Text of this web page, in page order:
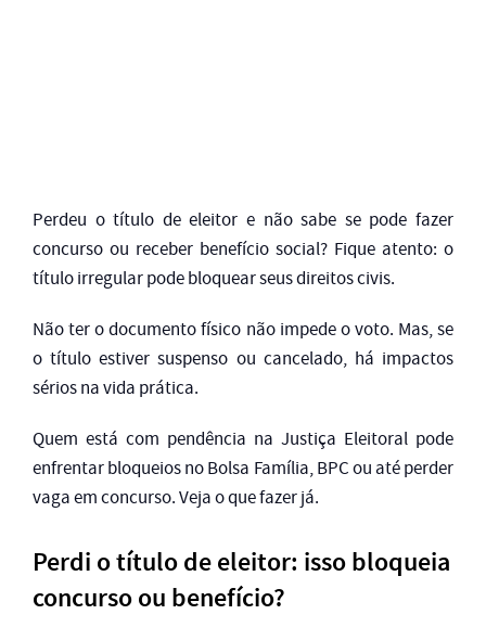
Perdeu o título de eleitor e não sabe se pode fazer
concurso ou receber benefício social? Fique atento: o
título irregular pode bloquear seus direitos civis.
Não ter o documento físico não impede o voto. Mas, se
o título estiver suspenso ou cancelado, há impactos
sérios na vida prática.
Quem está com pendência na Justiça Eleitoral pode
enfrentar bloqueios no Bolsa Família, BPC ou até perder
vaga em concurso. Veja o que fazer já.
Perdi o título de eleitor: isso bloqueia
concurso ou benefício?